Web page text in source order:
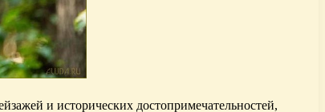
и исторических достопримечательностей,